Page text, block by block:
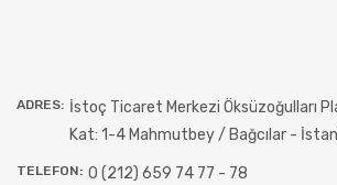
ADRES: İstoç Ticaret Merkezi Öksüzoğulları
Kat: 1-4 Mahmutbey / Bağcılar -
TELEFON: 0 (212) 659 74 77 - 78